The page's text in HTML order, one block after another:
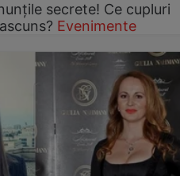
secrete! Ce cupluri
Evenimente